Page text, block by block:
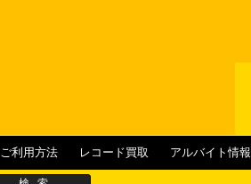
ご利用方法 レコード買取 アルバイト情報